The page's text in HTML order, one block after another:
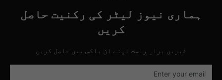
ہماری نیوز لیٹر کی رکنیت حاصل
کریں
خبریں براہِ راست اپنے ان باکس میں حاصل کریں